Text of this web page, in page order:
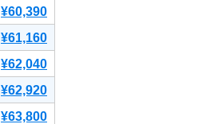
¥60,390
¥61,160
¥62,040
¥62,920
¥63,800